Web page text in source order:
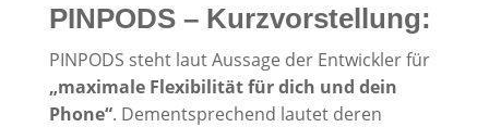
PINPODS – Kurzvorstellung:
PINPODS steht laut Aussage der Entwickler für
„maximale Flexibilität für dich und dein
Phone“. Dementsprechend lautet deren